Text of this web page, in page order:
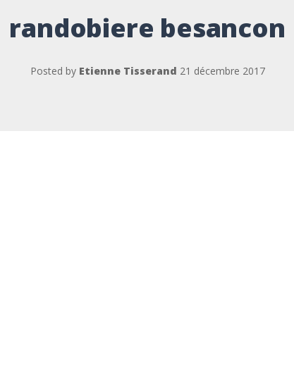
randobiere besancon
Posted by Etienne Tisserand 21 décembre 2017